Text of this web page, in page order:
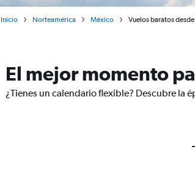
Inicio Norteamérica México Vuelos baratos
El mejor momento
¿Tienes un calendario flexible? Descubre la